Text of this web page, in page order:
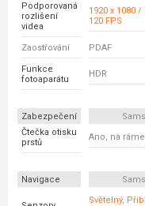
Podporovaná
rozlišení
videa
1920 x 1080 /
120 FPS
Zaostřování PDAF
Funkce
fotoaparátu
HDR
Zabezpečení
Čtečka otisku
prstů
Ano, na
Navigace
Světelný,